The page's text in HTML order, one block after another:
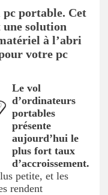
pc portable. Cet
solution
à l’abri
votre pc
Le vol
d’ordinateurs
portables
présente
aujourd’hui le
plus fort taux
d’accroissement.
petite, et les
rendent